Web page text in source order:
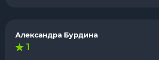
Александра Бурдина
1